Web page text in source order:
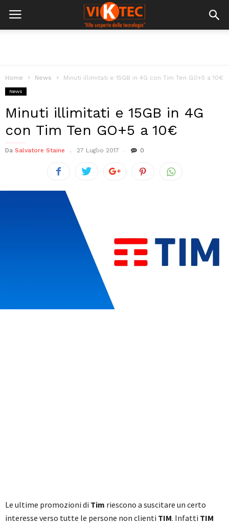
Home News Minuti illimitati e 15GB in 4G con Tim Ten GO+5 a 10€
News
Minuti illimitati e 15GB in 4G
con Tim Ten GO+5 a 10€
Da Salvatore Staine 27 Luglio 2017 0
Le ultime promozioni di Tim riescono a suscitare un certo
interesse verso tutte le persone non clienti TIM. Infatti TIM